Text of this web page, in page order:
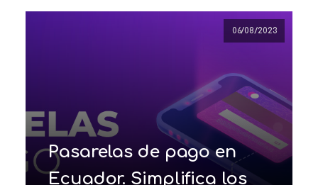
06/08/2023
Pasarelas de pago en
Ecuador. Simplifica los